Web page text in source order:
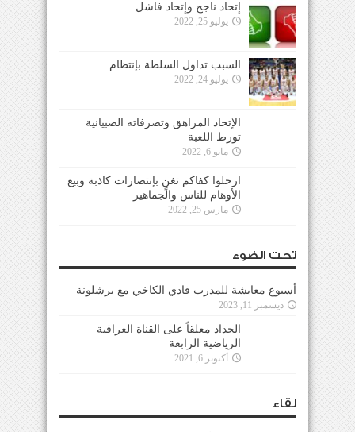
إتحاد ناجح وإتحاد فاشل
يوليو 25, 2022
السبب تداول السلطة بإنتظام
يوليو 24, 2022
الإتحاد المراهق وتصرفاته الصبيانية
تورط اللعبة
مايو 6, 2022
ارحلوا كفاكم تغنٍ بإنتصارات كاذبة وبيع
الأوهام للناس والجماهير
مارس 25, 2022
تحت الضوء
أسبوع معايشة للمدرب فادي الكاخي مع برشلونة
ديسمبر 11, 2023
الحداد معلقاً على القناة العراقية
الرياضية الرابعة
أكتوبر 6, 2021
لقاء